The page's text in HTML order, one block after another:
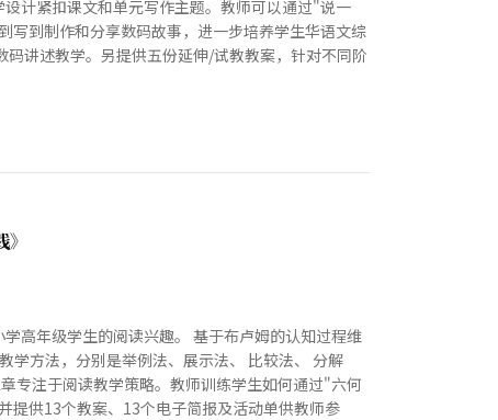
计紧扣课文和单元写作主题。教师可以通过"说一
到制作和分享数码故事，进一步培养学生华语文综
讲述教学。另提供五份延伸/试教教案，针对不同阶
高年级学生的阅读兴趣。 基于布卢姆的认知过程维
学方法，分别是举例法、展示法、 比较法、 分解
专注于阅读教学策略。教师训练学生如何通过"六何
供13个教案、13个电子简报及活动单供教师参